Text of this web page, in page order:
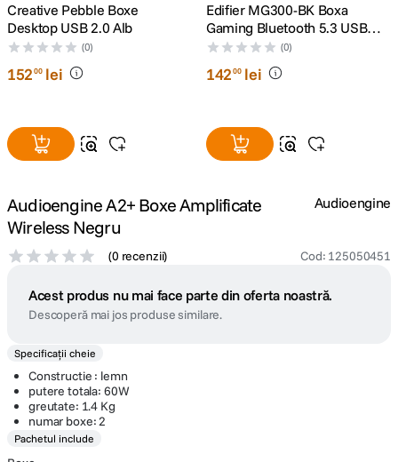
card memorie
dji mic mini
Creative Pebble Boxe
Desktop USB 2.0 Alb
(0)
15200 lei
Edifier MG300-BK Boxa
Gaming Bluetooth 5.3 USB-A
RGB Negru (0)
14200 lei
Audioengine A2+ Boxe Amplificate
Wireless Negru
(0 recenzii) Cod: 125050451
Audioengine
Acest produs nu mai face parte din oferta noastră.
Descoperă mai jos produse similare.
Specificații cheie
Constructie : lemn
putere totala: 60W
greutate: 1.4 Kg
numar boxe: 2
Pachetul include